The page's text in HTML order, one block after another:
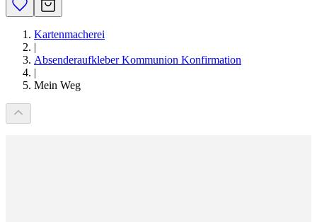
Kartenmacherei
|
Absenderaufkleber Kommunion Konfirmation
|
Mein Weg